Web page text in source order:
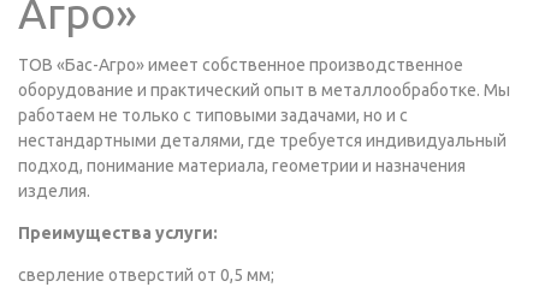
Агро»
ТОВ «Бас-Агро» имеет собственное производственное
оборудование и практический опыт в металлообработке. Мы
работаем не только с типовыми задачами, но и с
нестандартными деталями, где требуется индивидуальный
подход, понимание материала, геометрии и назначения
изделия.
Преимущества услуги:
сверление отверстий от 0,5 мм;